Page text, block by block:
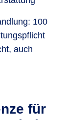
100
auch
für